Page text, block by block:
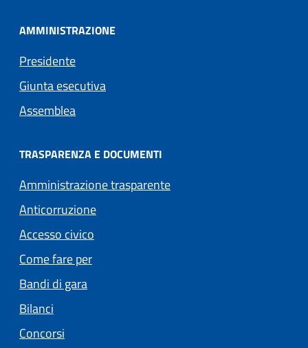
AMMINISTRAZIONE
Presidente
Giunta esecutiva
Assemblea
TRASPARENZA E DOCUMENTI
Amministrazione trasparente
Anticorruzione
Accesso civico
Come fare per
Bandi di gara
Bilanci
Concorsi